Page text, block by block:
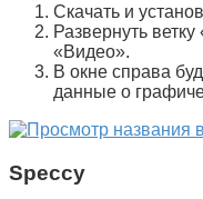
Скачать и
Развернуть ветку
«Видео».
В окне справа
данные о
Speccy